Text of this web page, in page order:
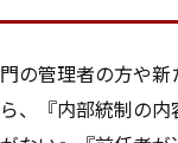
の管理者の方や新
、『内部統制の